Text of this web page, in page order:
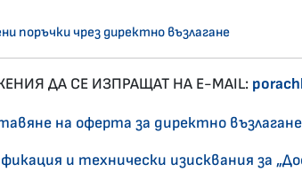
поръчки чрез директно възлагане
ДА СЕ ИЗПРАЩАТ НА E-MAIL:
на оферта за директно
и технически изисквания за